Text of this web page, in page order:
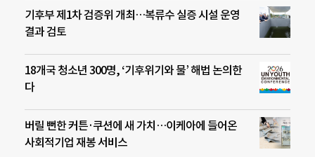
기후부 제1차 검증위 개최…복류수 실증 시설 운영
결과 검토
18개국 청소년 300명, ‘기후위기와 물’ 해법 논의한
다
버릴 뻔한 커튼·쿠션에 새 가치…이케아에 들어온
사회적기업 재봉 서비스